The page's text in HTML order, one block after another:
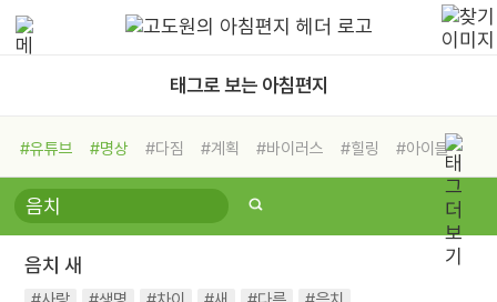
태그로 보는 아침편지
#유튜브 #명상 #다짐 #계획 #바이러스 #힐링
#아이들
#비전캠프
#독서캠프 #삶
#희망
#나눔 #친구 #링컨학교
#독서
#건강
음치 새